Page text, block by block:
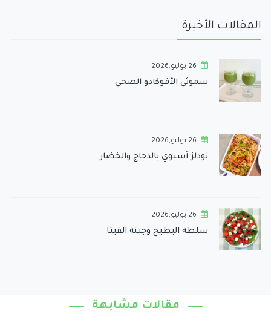
المقالات الأخيرة
26 يوليو,2026
سموثي الأفوكادو الصحي
26 يوليو,2026
نودلز آسيوي بالدجاج والخضار
26 يوليو,2026
سلطة البطيخ وجبنة الفيتا
مقالات مشابهة